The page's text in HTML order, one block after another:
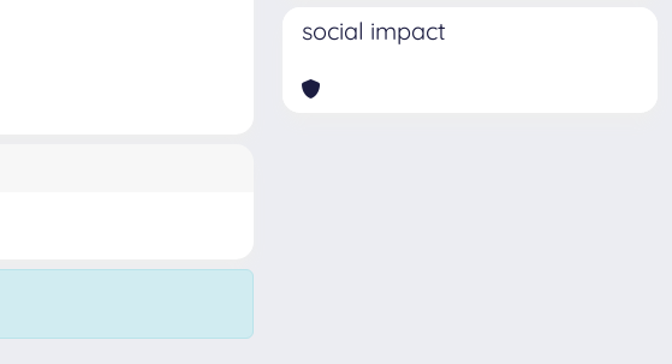
social impact